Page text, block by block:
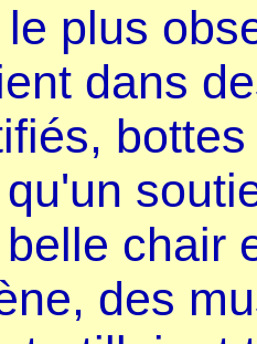
plus
dans
chair
des